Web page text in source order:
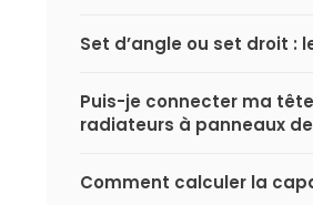
Set d’angle ou set droit :
Puis-je connecter ma
radiateurs à panneaux
Comment calculer la